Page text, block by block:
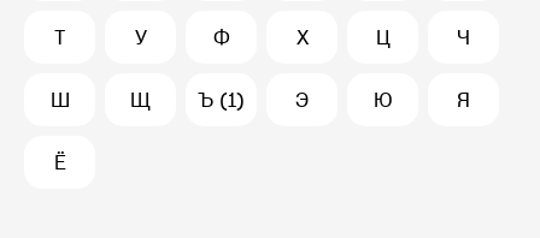
Т У Ф Х Ц Ч
Ш Щ Ъ (1) Э Ю Я
Ё